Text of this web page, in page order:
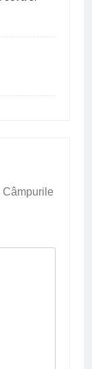
Câmpurile